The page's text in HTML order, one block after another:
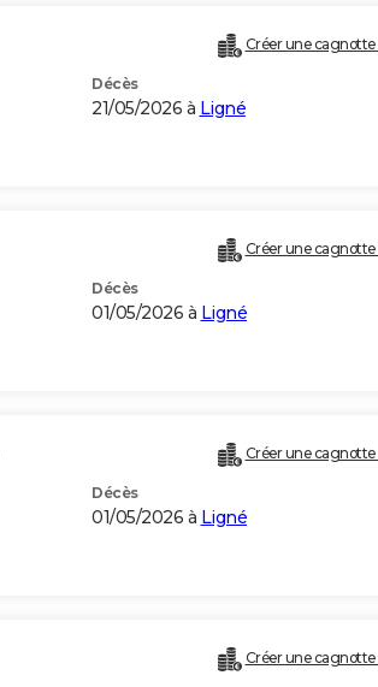
Créer une cagnotte
Décès
21/05/2026 à Ligné
Créer une cagnotte
Décès
01/05/2026 à Ligné
Créer une cagnotte
Décès
01/05/2026 à Ligné
Créer une cagnotte